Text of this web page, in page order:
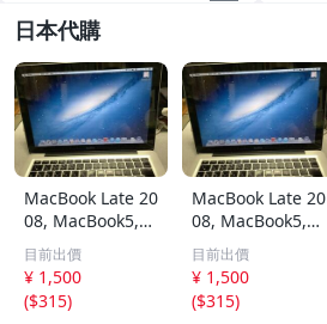
日本代購
MacBook Late 20
08, MacBook5,1
4GB RAM, Core2
Duo 2.4GHz, OS
X Version 10.8.5
インストール済
目前出價
¥ 1,500
($315)
MacBook Late 20
08, MacBook5,1
4GB RAM, Core2
Duo 2.4GHz, OS
X Version 10.8.5
インストール済
目前出價
¥ 1,500
($315)